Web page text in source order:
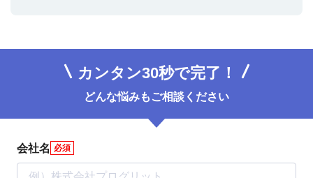
カンタン30秒で完了！
どんな悩みもご相談ください
会社名 必須